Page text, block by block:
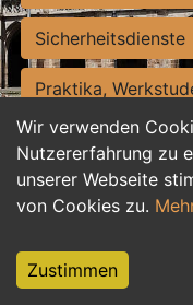
Wir verwenden
Nutzererfahrung zu
unserer Webseite
von Cookies zu.
Zustimmen
Sicherheitsdienste
Praktika,
Personalwesen
Hilfskräfte,
Weiterbildung,